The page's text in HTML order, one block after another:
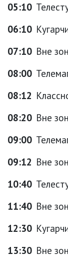
05:10
06:10
07:10 Вне
08:00
08:12
08:20 Вне
09:00
09:12 Вне
10:40
11:40 Вне
12:30
13:30 Вне